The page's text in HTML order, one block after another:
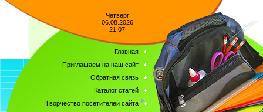
Четверг
06.08.2026
21:07
Главная
Приглашаем на наш сайт
Обратная связь
Каталог статей
Творчество посетителей сайта